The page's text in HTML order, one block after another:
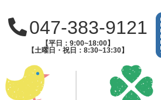
047-383-9121
【平日：9:00~18:00】
【土曜日・祝日：8:30~13:30】